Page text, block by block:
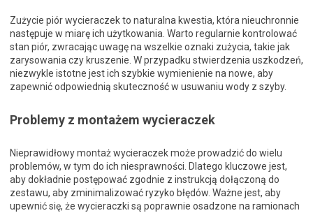
Zużycie piór wycieraczek to naturalna kwestia, która nieuchronnie
następuje w miarę ich użytkowania. Warto regularnie kontrolować
stan piór, zwracając uwagę na wszelkie oznaki zużycia, takie jak
zarysowania czy kruszenie. W przypadku stwierdzenia uszkodzeń,
niezwykle istotne jest ich szybkie wymienienie na nowe, aby
zapewnić odpowiednią skuteczność w usuwaniu wody z szyby.
Problemy z montażem wycieraczek
Nieprawidłowy montaż wycieraczek może prowadzić do wielu
problemów, w tym do ich niesprawności. Dlatego kluczowe jest,
aby dokładnie postępować zgodnie z instrukcją dołączoną do
zestawu, aby zminimalizować ryzyko błędów. Ważne jest, aby
upewnić się, że wycieraczki są poprawnie osadzone na ramionach